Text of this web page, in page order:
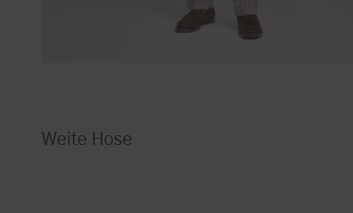
Weite Hose